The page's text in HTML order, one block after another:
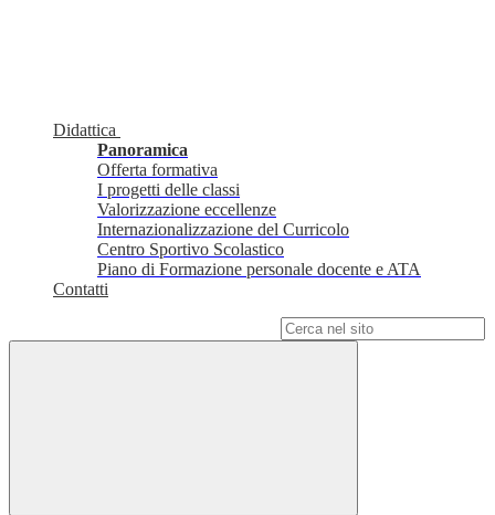
Didattica
Panoramica
Offerta formativa
I progetti delle classi
Valorizzazione eccellenze
Internazionalizzazione del Curricolo
Centro Sportivo Scolastico
Piano di Formazione personale docente e ATA
Contatti